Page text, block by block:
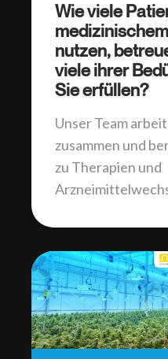
Wie viele
nutzen,
viele ihrer
Sie erfüllen?
Unser Team
zusammen und
zu Therapien und